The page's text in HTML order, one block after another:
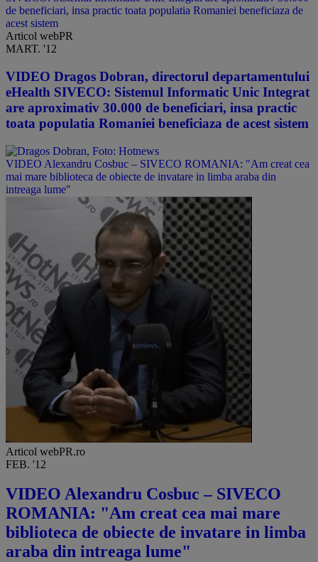
de beneficiari, insa practic toata populatia Romaniei beneficiaza de
acest sistem
Articol webPR
MART. '12
VIDEO Dragos Dobran, directorul departamentului
eHealth SIVECO: Sistemul Informatic Unic Integrat
are aproximativ 30.000 de beneficiari, insa practic
toata populatia Romaniei beneficiaza de acest sistem
VIDEO Alexandru Cosbuc – SIVECO ROMANIA: "Am creat cea
mai mare biblioteca de obiecte de invatare in limba araba din
intreaga lume"
Articol webPR.ro
FEB. '12
VIDEO Alexandru Cosbuc – SIVECO
ROMANIA: "Am creat cea mai mare
biblioteca de obiecte de invatare in limba
araba din intreaga lume"